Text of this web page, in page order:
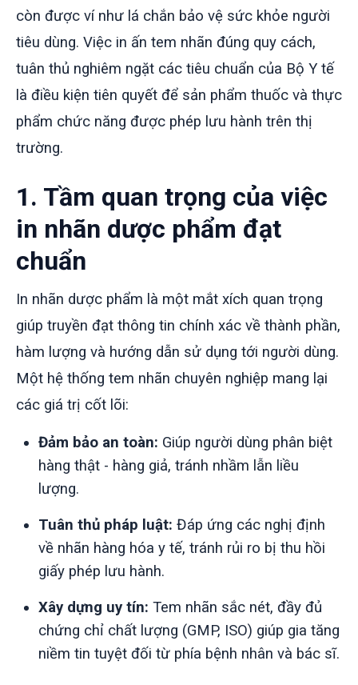
còn được ví như lá chắn bảo vệ sức khỏe người
tiêu dùng. Việc in ấn tem nhãn đúng quy cách,
tuân thủ nghiêm ngặt các tiêu chuẩn của Bộ Y tế
là điều kiện tiên quyết để sản phẩm thuốc và thực
phẩm chức năng được phép lưu hành trên thị
trường.
1. Tầm quan trọng của việc
in nhãn dược phẩm đạt
chuẩn
In nhãn dược phẩm là một mắt xích quan trọng
giúp truyền đạt thông tin chính xác về thành phần,
hàm lượng và hướng dẫn sử dụng tới người dùng.
Một hệ thống tem nhãn chuyên nghiệp mang lại
các giá trị cốt lõi:
Đảm bảo an toàn: Giúp người dùng phân biệt
hàng thật - hàng giả, tránh nhầm lẫn liều
lượng.
Tuân thủ pháp luật: Đáp ứng các nghị định
về nhãn hàng hóa y tế, tránh rủi ro bị thu hồi
giấy phép lưu hành.
Xây dựng uy tín: Tem nhãn sắc nét, đầy đủ
chứng chỉ chất lượng (GMP, ISO) giúp gia tăng
niềm tin tuyệt đối từ phía bệnh nhân và bác sĩ.